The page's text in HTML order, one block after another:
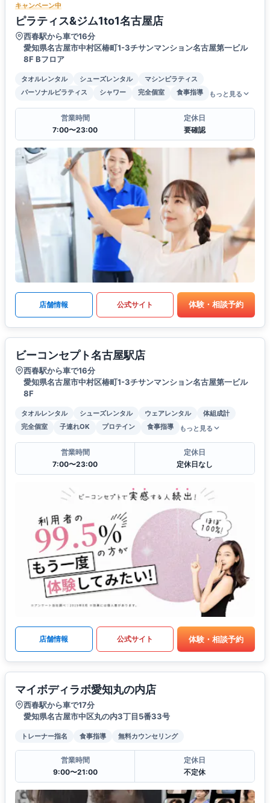
キャンペーン中
ピラティス&ジム1to1名古屋店
西春駅から車で16分
愛知県名古屋市中村区椿町1-3チサンマンション名古屋第一ビル
8F Bフロア
タオルレンタル シューズレンタル
マシンピラティス
パーソナルピラティス
シャワー 完全個室 食事指導 もっと見る
営業時間
7:00〜23:00
定休日
要確認
店舗情報 公式サイト 体験・相談予約
ビーコンセプト名古屋駅店
西春駅から車で16分
愛知県名古屋市中村区椿町1-3チサンマンション名古屋第一ビル
8F
タオルレンタル シューズレンタル ウェアレンタル
体組成計
完全個室
子連れOK プロテイン 食事指導 もっと見る
営業時間
7:00〜23:00
定休日
定休日なし
店舗情報 公式サイト 体験・相談予約
マイボディラボ愛知丸の内店
西春駅から車で17分
愛知県名古屋市中区丸の内3丁目5番33号
トレーナー指名 食事指導 無料カウンセリング
営業時間
9:00〜21:00
定休日
不定休